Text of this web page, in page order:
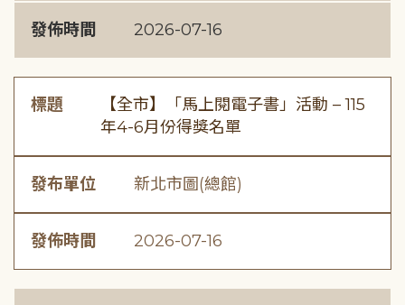
發佈時間 2026-07-16
標題
【全市】「馬上閱電子書」活動 – 115
年4-6月份得獎名單
發布單位 新北市圖(總館)
發佈時間 2026-07-16